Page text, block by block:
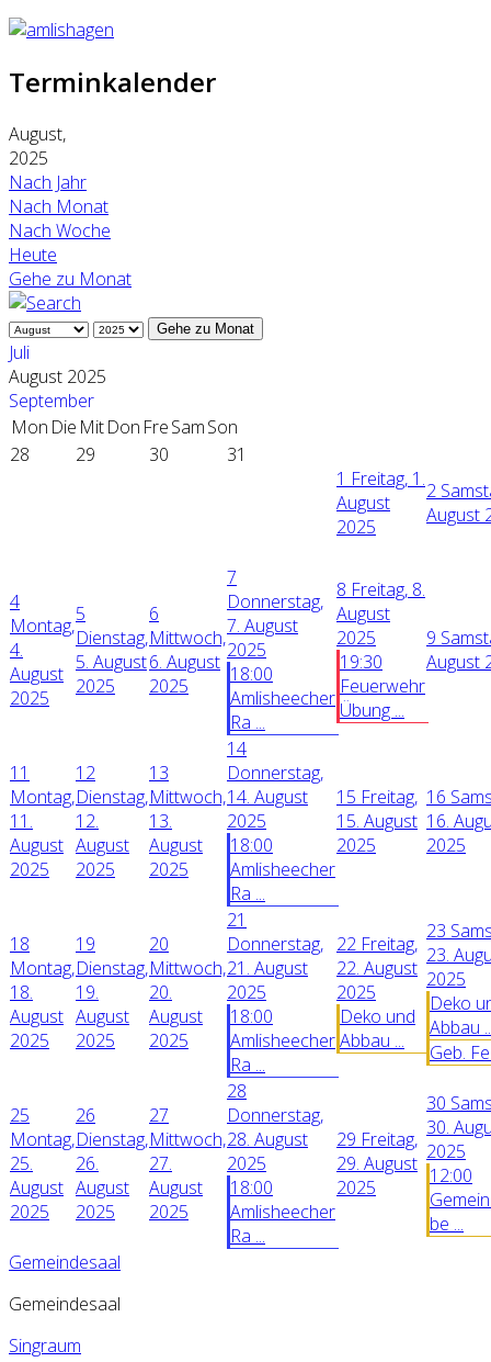
Terminkalender
August,
2025
Nach Jahr
Nach Monat
Nach Woche
Heute
Gehe zu Monat
Gehe zu Monat
Juli
August 2025
September
Mon Die MitDon FreSamSon
28
29 30
31
1 Freitag, 1.
August
2025
2
August
4
Montag,
4.
August
2025
5
Dienstag,
5. August
2025
6
Mittwoch,
6. August
2025
7
Donnerstag,
7. August
2025
18:00
Amlisheecher
Ra ...
8 Freitag, 8.
August
2025
19:30
Feuerwehr
Übung ...
9
August
11
Montag,
11.
August
2025
12
Dienstag,
12.
August
2025
13
Mittwoch,
13.
August
2025
14
Donnerstag,
14. August
2025
18:00
Amlisheecher
Ra ...
15 Freitag,
15. August
2025
16
16.
2025
18
Montag,
18.
August
2025
19
Dienstag,
19.
August
2025
20
Mittwoch,
20.
August
2025
21
Donnerstag,
21. August
2025
18:00
Amlisheecher
Ra ...
22 Freitag,
22. August
2025
Deko und
Abbau ...
23
23.
2025
Deko
Abbau
Geb.
25
Montag,
25.
August
2025
26
Dienstag,
26.
August
2025
27
Mittwoch,
27.
August
2025
28
Donnerstag,
28. August
2025
18:00
Amlisheecher
Ra ...
29 Freitag,
29. August
2025
30
30.
2025
12:00
be ...
Gemeindesaal
Gemeindesaal
Singraum